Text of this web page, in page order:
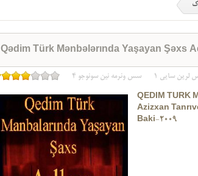
Qədim Türk Mənbələrında Yaşayan Şəxs
لرین سایی 1 سس وئرمه نین سونوجو 4
QEDIM TÜRK
Azizxan
Baki-2009